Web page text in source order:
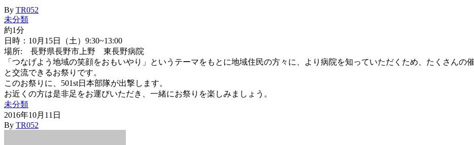
By TR052
未分類
約1分
日時：10月15日（土）9:30~13:00
場所: 長野県長野市上野 東長野病院
「つなげよう地域の笑顔をおもいやり」というテーマをもとに地域住民の方々に、より病院を知っていただくため、たくさん
と交流できるお祭りです。
このお祭りに、501st日本部隊が出撃します。
お近くの方は是非足をお運びいただき、一緒にお祭りを楽しみましょう。
未分類
2016年10月11日
By TR052